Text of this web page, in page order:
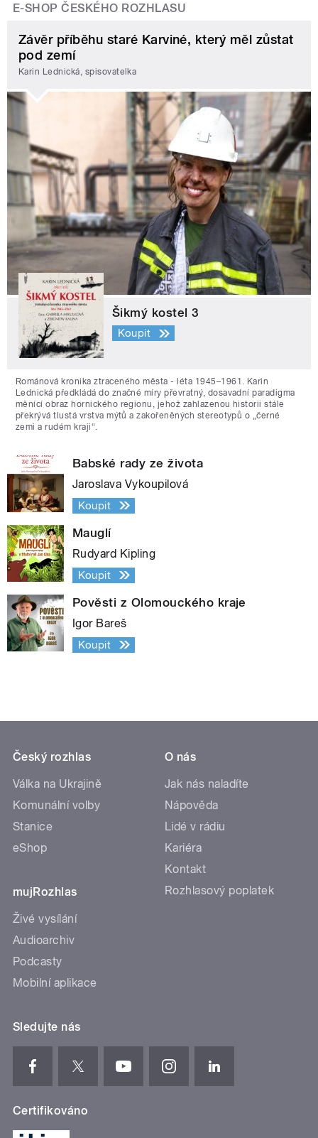
E-SHOP ČESKÉHO ROZHLASU
Závěr příběhu staré Karviné, který měl zůstat
pod zemí
Karin Lednická, spisovatelka
Šikmý kostel 3
Koupit
Románová kronika ztraceného města - léta 1945–1961. Karin
Lednická předkládá do značné míry převratný, dosavadní paradigma
měnící obraz hornického regionu, jehož zahlazenou historii stále
překrývá tlustá vrstva mýtů a zakořeněných stereotypů o „černé
zemi a rudém kraji“.
Babské rady ze života
Jaroslava Vykoupilová
Koupit
Mauglí
Rudyard Kipling
Koupit
Pověsti z Olomouckého kraje
Igor Bareš
Koupit
Český rozhlas
Válka na Ukrajině
Komunální volby
Stanice
eShop
mujRozhlas
Živé vysílání
Audioarchiv
Podcasty
Mobilní aplikace
O nás
Jak nás naladíte
Nápověda
Lidé v rádiu
Kariéra
Kontakt
Rozhlasový poplatek
Sledujte nás
Certifikováno